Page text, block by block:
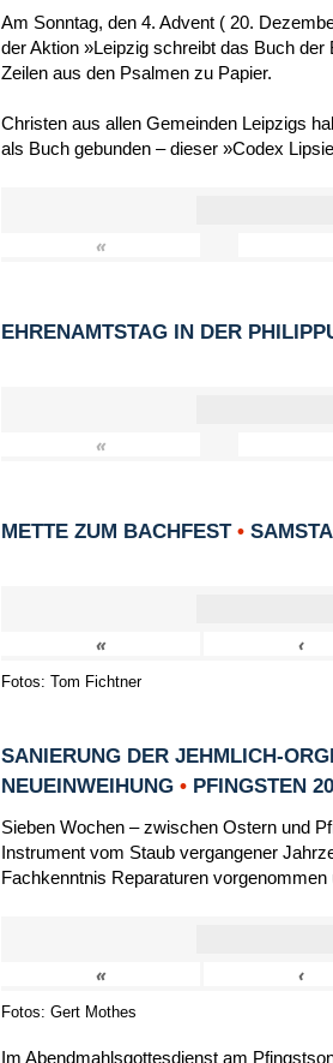
Am Sonntag, den 4. Advent ( 20.
der Aktion »Leipzig schreibt das Buch
Zeilen aus den Psalmen zu Papier.
Christen aus allen Gemeinden Leipzigs
als Buch gebunden – dieser »Codex
«
EHRENAMTSTAG IN DER
«
METTE ZUM BACHFEST •
« ‹
Fotos: Tom Fichtner
SANIERUNG DER JEHMLICH-
NEUEINWEIHUNG • PFINGSTEN
Sieben Wochen – zwischen Ostern und
Instrument vom Staub vergangener
Fachkenntnis Reparaturen
« ‹
Fotos: Gert Mothes
Im Abendmahlsgottesdienst am